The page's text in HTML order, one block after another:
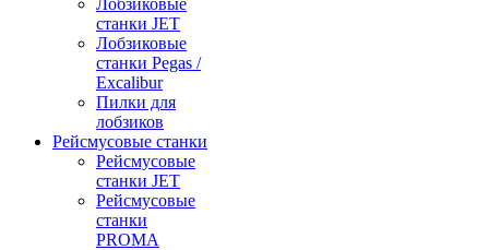
Лобзиковые
станки JET
Лобзиковые
станки Pegas /
Excalibur
Пилки для
лобзиков
Рейсмусовые станки
Рейсмусовые
станки JET
Рейсмусовые
станки
PROMA